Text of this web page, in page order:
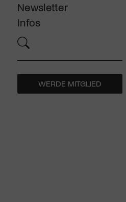
Newsletter
Infos
WERDE MITGLIED